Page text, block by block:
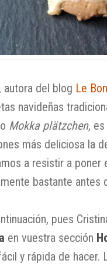
autora del blog Le
navideñas
Mokka plätzchen,
más deliciosa la
a resistir a
bastante antes
pues
en vuestra sección
y rápida de hacer.